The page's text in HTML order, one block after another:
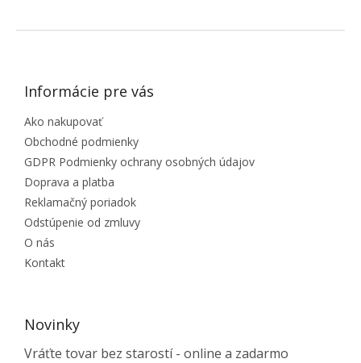
ZÁPÄTIE
Informácie pre vás
Ako nakupovať
Obchodné podmienky
GDPR Podmienky ochrany osobných údajov
Doprava a platba
Reklamačný poriadok
Odstúpenie od zmluvy
O nás
Kontakt
Novinky
Vráťte tovar bez starostí - online a zadarmo